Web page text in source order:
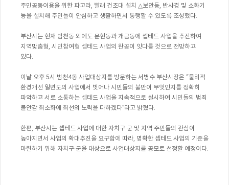
주민공동이용을 위한 파고라, 빨래 건조대 설치 △보안등, 반사경 및 소화기
등을 설치해 주민들이 안심하고 생활하면서 통행할 수 있도록 조성했다.
부산시는 현재 범천동 외에도 문현동과 개금동에 셉테드 사업을 추진하여
지역맞춤형, 시민참여형 셉테드 사업의 완공이 잇다를 것으로 전망하고
있다.
이날 오후 5시 범천4동 사업대상지를 방문하는 서병수 부산시장은 “물리적
환경개선 일변도의 사업에서 벗어나 시민들의 불만이 무엇인지를 정확히
파악하고 서로 소통하는 셉테드 사업을 지속적으로 실시하여 시민들의 범죄
불안감 최소화에 최선의 노력을 다하겠다”라고 밝혔다.
한편, 부산시는 셉테드 사업에 대한 자치구·군 및 지역 주민들의 관심이
높아지면서 사업의 확대추진을 요구함에 따라, 명확한 셉테드 사업의 기준을
마련하기 위해 자치구·군을 대상으로 사업대상지를 공모로 선정할 예정이다.